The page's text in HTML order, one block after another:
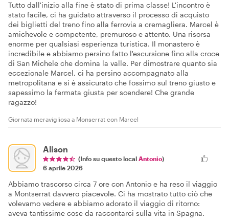
Tutto dall'inizio alla fine è stato di prima classe! L'incontro è
stato facile, ci ha guidato attraverso il processo di acquisto
dei biglietti del treno fino alla ferrovia a cremagliera. Marcel è
amichevole e competente, premuroso e attento. Una risorsa
enorme per qualsiasi esperienza turistica. Il monastero è
incredibile e abbiamo persino fatto l'escursione fino alla croce
di San Michele che domina la valle. Per dimostrare quanto sia
eccezionale Marcel, ci ha persino accompagnato alla
metropolitana e si è assicurato che fossimo sul treno giusto e
sapessimo la fermata giusta per scendere! Che grande
ragazzo!
Giornata meravigliosa a Monserrat con Marcel
Alison
(Info su questo local Antonio)
6 aprile 2026
Abbiamo trascorso circa 7 ore con Antonio e ha reso il viaggio
a Montserrat davvero piacevole. Ci ha mostrato tutto ciò che
volevamo vedere e abbiamo adorato il viaggio di ritorno:
aveva tantissime cose da raccontarci sulla vita in Spagna.